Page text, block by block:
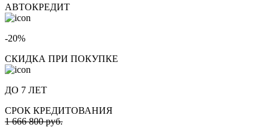
АВТОКРЕДИТ
-20%
СКИДКА ПРИ ПОКУПКЕ
ДО 7 ЛЕТ
СРОК КРЕДИТОВАНИЯ
1 666 800 руб.